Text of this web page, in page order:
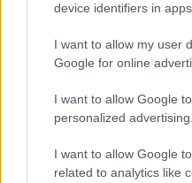
device identifiers in apps.
I want to allow my user
Google for online
I want to allow Google
personalized advertising.
I want to allow Google
related to analytics like